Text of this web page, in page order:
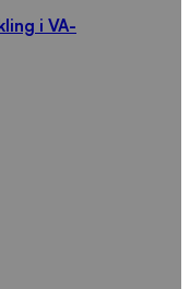
i VA-